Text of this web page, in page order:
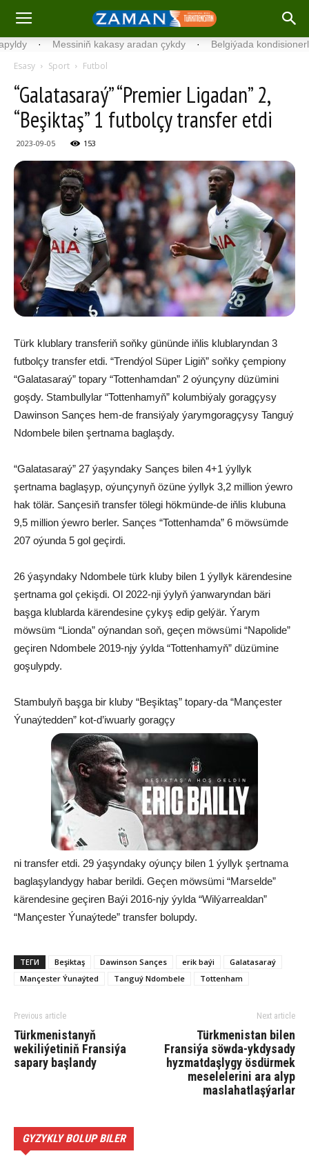
· Messiniň kakasy aradan çykdy · Belgiýada kondisionerleriň
Esasy Sport Futbol
“Galatasaraý” “Premier Ligadan” 2,
“Beşiktaş” 1 futbolçy transfer etdi
2023-09-05 153
Türk klublary transferiň soňky gününde iňlis klublaryndan 3
futbolçy transfer etdi. “Trendýol Süper Ligiň” soňky çempiony
“Galatasaraý” topary “Tottenhamdan” 2 oýunçyny düzümini
goşdy. Stambullylar “Tottenhamyň” kolumbiýaly goragçysy
Dawinson Sançes hem-de fransiýaly ýarymgoragçysy Tanguý
Ndombele bilen şertnama baglaşdy.
“Galatasaraý” 27 ýaşyndaky Sançes bilen 4+1 ýyllyk
şertnama baglaşyp, oýunçynyň özüne ýyllyk 3,2 million ýewro
hak tölär. Sançesiň transfer tölegi hökmünde-de iňlis klubuna
9,5 million ýewro berler. Sançes “Tottenhamda” 6 möwsümde
207 oýunda 5 gol geçirdi.
26 ýaşyndaky Ndombele türk kluby bilen 1 ýyllyk kärendesine
şertnama gol çekişdi. Ol 2022-nji ýylyň ýanwaryndan bäri
başga klublarda kärendesine çykyş edip gelýär. Ýarym
möwsüm “Lionda” oýnandan soň, geçen möwsümi “Napolide”
geçiren Ndombele 2019-njy ýylda “Tottenhamyň” düzümine
goşulypdy.
Stambulyň başga bir kluby “Beşiktaş” topary-da “Mançester
Ýunaýtedden” kot-d’iwuarly goragçy
ni transfer etdi. 29 ýaşyndaky oýunçy bilen 1 ýyllyk şertnama
baglaşylandygy habar berildi. Geçen möwsümi “Marselde”
kärendesine geçiren Baýi 2016-njy ýylda “Wilýarrealdan”
“Mançester Ýunaýtede” transfer bolupdy.
ТЕГИ Beşiktaş Dawinson Sançes erik baýi
Galatasaraý
Mançester Ýunaýted
Tanguý Ndombele Tottenham
Previous article
Türkmenistanyň
wekiliýetiniň Fransiýa
sapary başlandy
Next article
Türkmenistan bilen
Fransiýa söwda-ykdysady
hyzmatdaşlygy ösdürmek
meselelerini ara alyp
maslahatlaşýarlar
GYZYKLY BOLUP BILER